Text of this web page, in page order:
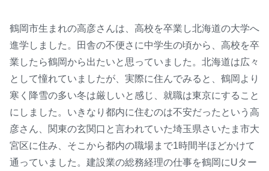
鶴岡市生まれの高彦さんは、高校を卒業し北海道の大学へ
進学しました。田舎の不便さに中学生の頃から
、高校を卒
業したら鶴岡から出たいと思っていました。北海道は広々
として憧れていましたが、実際に住んでみると、鶴岡より
寒く降雪の多い冬は厳しいと感じ、就職は東京にすること
にしました。いきなり都内に住むのは不安だったという高
彦さん、関東の玄関口と言われていた埼玉県さいたま市大
宮区に住み、そこから都内の職場まで1時間半ほどかけて
通っていました。建設業の総務経理の仕事を鶴岡にUター